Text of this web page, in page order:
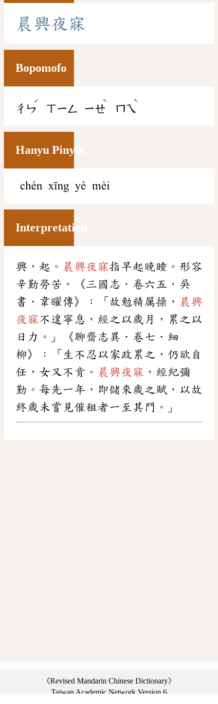
晨 興夜 寐
Bopomofo
ㄔㄣ
ˊ
ㄒㄧㄥ ㄧㄝ
ˋ
ㄇㄟ
ˋ
Hanyu Pinyin
chén xīng yè mèi
Interpretation
興，起。 晨興夜寐指早起晚睡。形容
辛勤勞苦。《三國志．卷六五．吳
書．韋曜傳》：「故勉精厲操， 晨興
夜寐不遑寧息，經之以歲月，累之以
日力。」《聊齋志異．卷七．細
柳》：「生不忍以家政累之，仍欲自
任，女又不肯。 晨興夜寐 ，經紀彌
勤。每先一年，即儲來歲之賦，以故
終歲未嘗見催租者一至其門。」
《Revised Mandarin Chinese Dictionary》
Taiwan Academic Network Version 6